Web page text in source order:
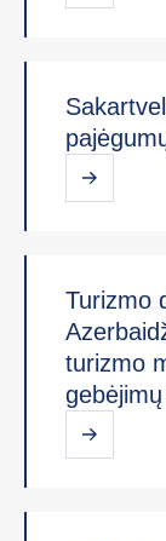
Turizmo
turizmo